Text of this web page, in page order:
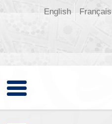
Français
English